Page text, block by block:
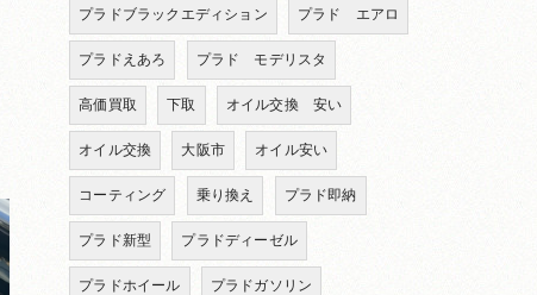
プラドブラックエディション プラド エアロ
プラドえあろ プラド モデリスタ
高価買取 下取 オイル交換 安い
オイル交換 大阪市 オイル安い
コーティング 乗り換え プラド即納
プラド新型 プラドディーゼル
プラドホイール プラドガソリン